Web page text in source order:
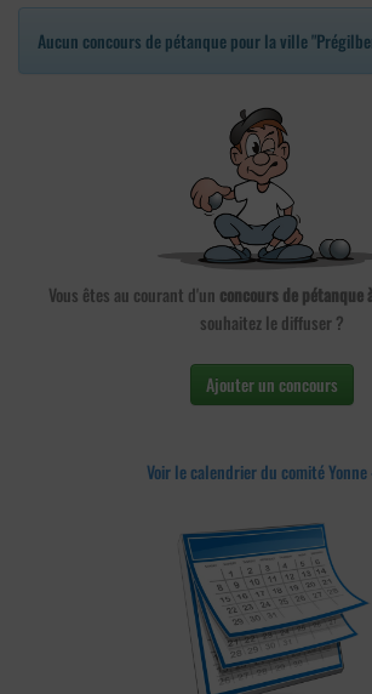
Aucun concours de pétanque pour la ville
Vous êtes au courant d'un concours de pétanque
souhaitez le diffuser ?
Ajouter un concours
Voir le calendrier du comité Yonne